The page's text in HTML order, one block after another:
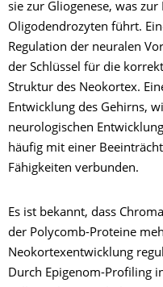
sie zur Gliogenese, was
Oligodendrozyten führt.
Regulation der neuralen
der Schlüssel für die
Struktur des Neokortex.
Entwicklung des Gehirns,
neurologischen
häufig mit einer
Fähigkeiten verbunden.
Es ist bekannt, dass
der Polycomb-Proteine
Neokortexentwicklung
Durch Epigenom-Profiling